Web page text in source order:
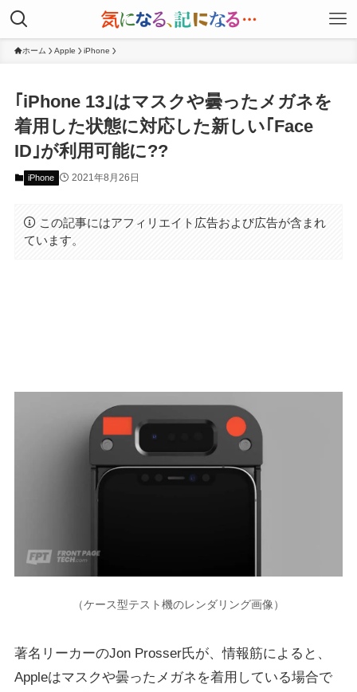
ホーム Apple iPhone
｢iPhone 13｣はマスクや曇ったメガネを
着用した状態に対応した新しい｢Face
ID｣が利用可能に??
iPhone 2021年8月26日
この記事にはアフィリエイト広告および広告が含まれ
ています。
（ケース型テスト機のレンダリング画像）
著名リーカーのJon Prosser氏が、情報筋によると、
Appleはマスクや曇ったメガネを着用している場合で